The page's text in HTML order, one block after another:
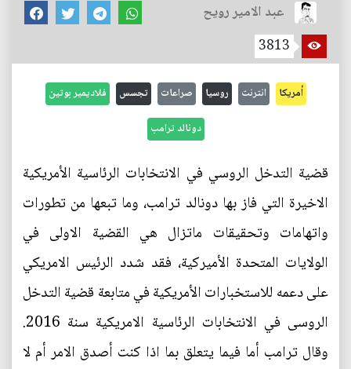
عبد الامير رويح
3813
أمريكا انترنت روسيا صراعات تجسس فلاديمير بوتين
دونالد ترامب
قضية التدخل الروسي في الانتخابات الرئاسية الأمريكية
الاخيرة التي فاز بها دونالد ترامب، وما تبعها من تطورات
واتهامات وتحقيقات ماتزال هي القضية الاولى في
الولايات المتحدة الأميركية، فقد شدد الرئيس الامريكي
على دعمه للاستخبارات الأمريكية في متابعة قضية التدخل
الروسى في الانتخابات الرئاسية الامريكية سنة 2016.
وقال ترامب أما فيما يتعلق بما اذا كنت أصدق الامر أم لا